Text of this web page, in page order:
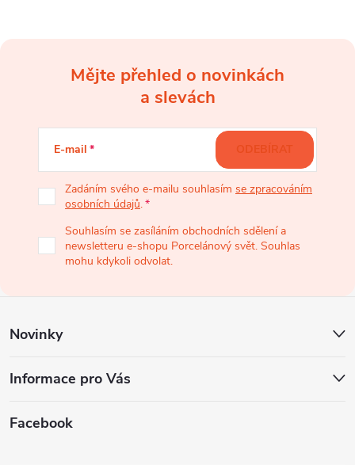
í
Mějte přehled o novinkách
a slevách
E-mail
Zadáním svého e-mailu souhlasím se zpracováním
osobních údajů.
Souhlasím se zasíláním obchodních sdělení a
newsletteru e-shopu Porcelánový svět. Souhlas
mohu kdykoli odvolat.
ODEBÍRAT
Novinky
Informace pro Vás
Facebook